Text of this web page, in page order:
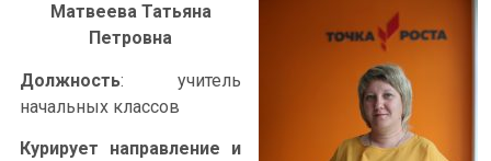
Матвеева Татьяна
Петровна
Должность: учитель
начальных классов
Курирует направление и